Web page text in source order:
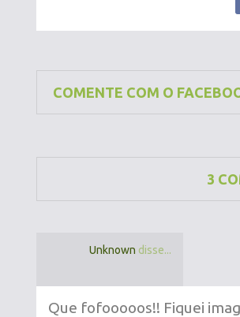
COMENTE COM O
3
Unknown disse...
Que fofooooos!! Fiquei